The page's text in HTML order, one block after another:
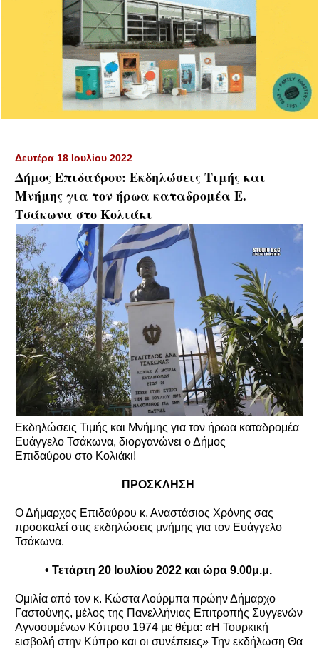
Δευτέρα 18 Ιουλίου 2022
Δήμος Επιδαύρου: Εκδηλώσεις Τιμής και
Μνήμης για τον ήρωα καταδρομέα Ε.
Τσάκωνα στο Κολιάκι
Εκδηλώσεις Τιμής και Μνήμης για τον ήρωα καταδρομέα
Ευάγγελο Τσάκωνα, διοργανώνει ο Δήμος
Επιδαύρου στο Κολιάκι!
ΠΡΟΣΚΛΗΣΗ
Ο Δήμαρχος Επιδαύρου κ. Αναστάσιος Χρόνης σας
προσκαλεί στις εκδηλώσεις μνήμης για τον Ευάγγελο
Τσάκωνα.
• Τετάρτη 20 Ιουλίου 2022 και ώρα 9.00μ.μ.
Ομιλία από τον κ. Κώστα Λούρμπα πρώην Δήμαρχο
Γαστούνης, μέλος της Πανελλήνιας Επιτροπής Συγγενών
Αγνοουμένων Κύπρου 1974 με θέμα: «Η Τουρκική
εισβολή στην Κύπρο και οι συνέπειες» Την εκδήλωση Θα